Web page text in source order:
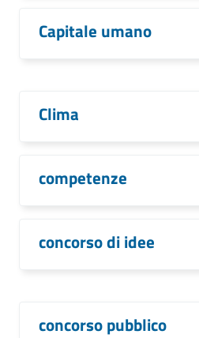
Capitale umano
Clima
competenze
concorso di idee
concorso pubblico